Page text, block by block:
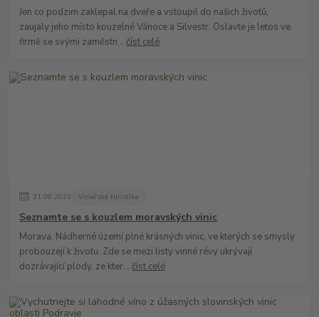
Jen co podzim zaklepal na dveře a vstoupil do našich životů,
zaujaly jeho místo kouzelné Vánoce a Silvestr. Oslavte je letos ve
firmě se svými zaměstn... číst celé
31.08.2023 Vinařská turistika
Seznamte se s kouzlem moravských vinic
Morava. Nádherné území plné krásných vinic, ve kterých se smysly
probouzejí k životu. Zde se mezi listy vinné révy ukrývají
dozrávající plody, ze kter... číst celé